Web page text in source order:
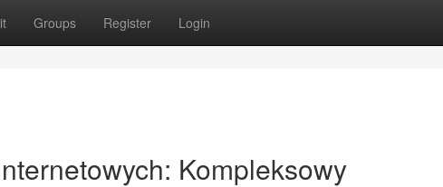
Groups Register Login
Kompleksowy